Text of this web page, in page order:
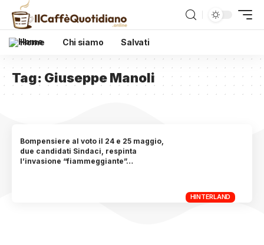
Home Chi siamo Salvati
Tag: Giuseppe Manoli
HINTERLAND
Bompensiere al voto il 24 e 25 maggio,
due candidati Sindaci, respinta
l’invasione “fiammeggiante”…